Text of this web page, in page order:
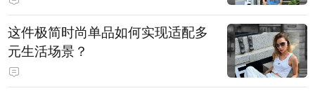
这件极简时尚单品如何实现适配多
元生活场景？